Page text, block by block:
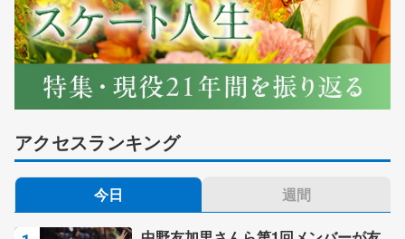
アクセスランキング
今日 週間